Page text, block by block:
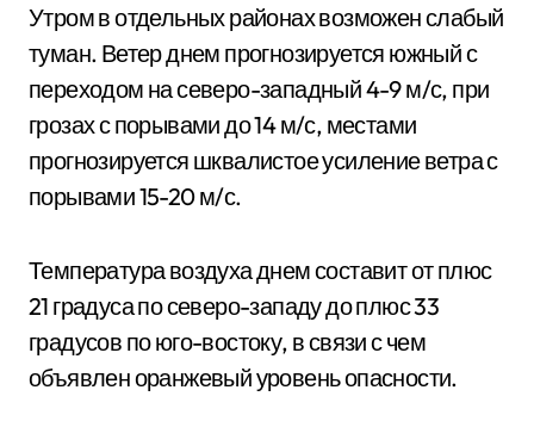
Утром в отдельных районах возможен слабый
туман. Ветер днем прогнозируется южный с
переходом на северо-западный 4-9 м/с, при
грозах с порывами до 14 м/с, местами
прогнозируется шквалистое усиление ветра с
порывами 15-20 м/с.
Температура воздуха днем составит от плюс
21 градуса по северо-западу до плюс 33
градусов по юго-востоку, в связи с чем
объявлен оранжевый уровень опасности.